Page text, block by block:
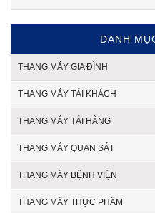
DANH
THANG MÁY GIA ĐÌNH
THANG MÁY TẢI KHÁCH
THANG MÁY TẢI HÀNG
THANG MÁY QUAN SÁT
THANG MÁY BỆNH VIỆN
THANG MÁY THỰC PHẨM